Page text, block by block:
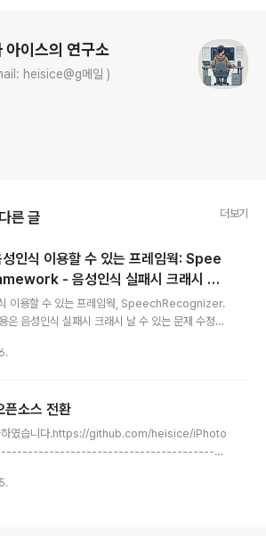
아이스의 연구소
heisice@g메일 )
른 글 더보기
인식 이용할 수 있는 프레임웍: Spee
- 음성인식 실패시 크래시 날
이용할 수 있는 프레임웍, SpeechRecognizer.
음성인식 실패시 크래시 날 수 있는 문제 수정
일은 아래 첨부합니다.
소스 전환
하였습니다.https://github.com/heisice/iPhoto
내기 할 수 있는 플러그인을 설치해도 제대로 돌